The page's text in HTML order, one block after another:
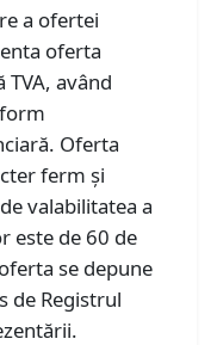
a ofertei
oferta
având
Oferta
ferm și
valabilitatea a
este de 60 de
se depune
de Registrul